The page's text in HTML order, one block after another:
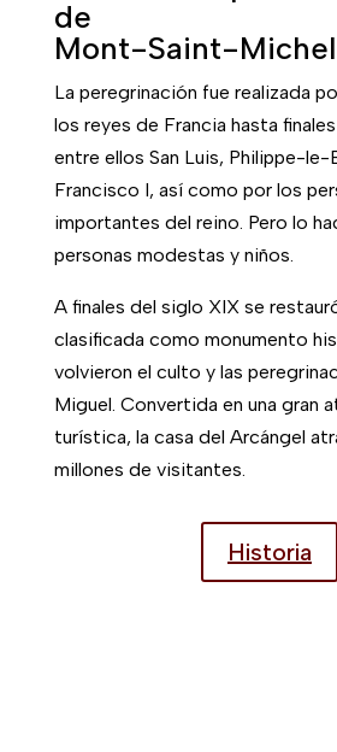
Caminando por los
de
La peregrinación fue realizada
los reyes de Francia hasta
entre ellos San Luis, Philippe-le-
Francisco I, así como por los
importantes del reino. Pero lo
A finales del siglo XIX se
clasificada como monumento